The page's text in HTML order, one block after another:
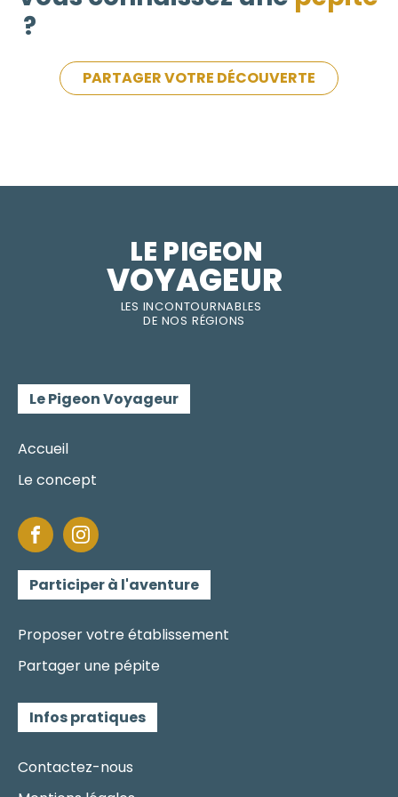
?
PARTAGER VOTRE DÉCOUVERTE
LES INCONTOURNABLES
DE NOS RÉGIONS
LE PIGEON
VOYAGEUR
Le Pigeon Voyageur
Accueil
Le concept
Participer à l'aventure
Proposer votre établissement
Partager une pépite
Infos pratiques
Contactez-nous